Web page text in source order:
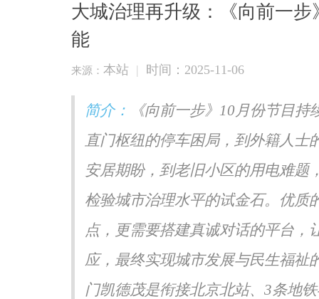
大城治理再升级：《向前一
能
来源： 本站 | 时间：2025-11-06
简介：
《向前一步》10月份节目
直门枢纽的停车困局，到外籍人士
安居期盼，到老旧小区的用电难题
检验城市治理水平的试金石。优质
点，更需要搭建真诚对话的平台，
应，最终实现城市发展与民生福祉
门凯德茂是衔接北京北站、3条地铁
生不息·华流季》展专业
Simon》突破性唱功获赞
《书画里的中国》第三季直播
吉地坛公园写生，笔墨定格初